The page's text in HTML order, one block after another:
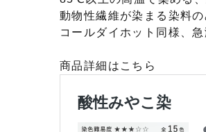
動物性繊維が染まる染料
コールダイホット同様、
商品詳細はこちら